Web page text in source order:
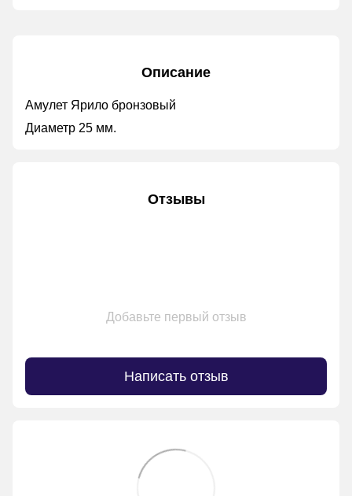
Описание
Амулет Ярило бронзовый
Диаметр 25 мм.
Отзывы
Добавьте первый отзыв
Написать отзыв